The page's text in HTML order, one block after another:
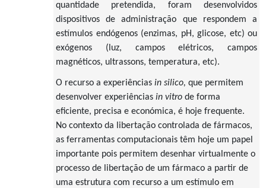
quantidade pretendida, foram desenvolvidos
dispositivos de administração que respondem a
estímulos endógenos (enzimas, pH, glicose, etc) ou
exógenos (luz, campos elétricos, campos
magnéticos, ultrassons, temperatura, etc).
O recurso a experiências in silico, que permitem
desenvolver experiências in vitro de forma
eficiente, precisa e económica, é hoje frequente.
No contexto da libertação controlada de fármacos,
as ferramentas computacionais têm hoje um papel
importante pois permitem desenhar virtualmente o
processo de libertação de um fármaco a partir de
uma estrutura com recurso a um estímulo em